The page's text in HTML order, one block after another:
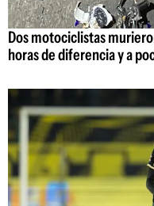
Dos motociclistas
horas de diferencia y a